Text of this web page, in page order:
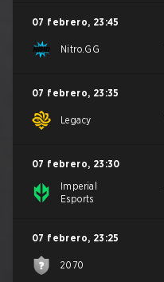
07 febrero, 23:45
Nitro.GG
07 febrero, 23:35
Legacy
07 febrero, 23:30
Imperial
Esports
07 febrero, 23:25
2070